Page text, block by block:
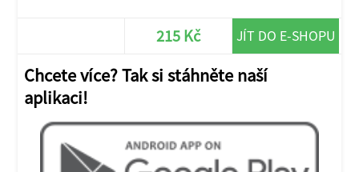
215 Kč JÍT DO E-SHOPU
Chcete více? Tak si stáhněte naší
aplikaci!